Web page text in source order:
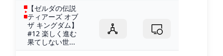
【ゼルダの伝説
ティアーズ オブ
ザ キングダム】
#12 楽しく進む
果てしない世...